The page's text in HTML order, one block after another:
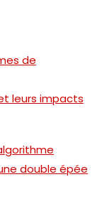
de
leurs impacts
double épée